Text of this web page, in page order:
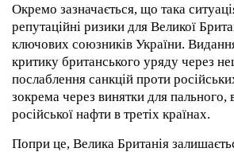
Окремо зазначається, що така
репутаційні ризики для Великої
ключових союзників України.
критику британського уряду через
послаблення санкцій проти
зокрема через винятки для пального,
російської нафти в третіх країнах.
Попри це, Велика Британія